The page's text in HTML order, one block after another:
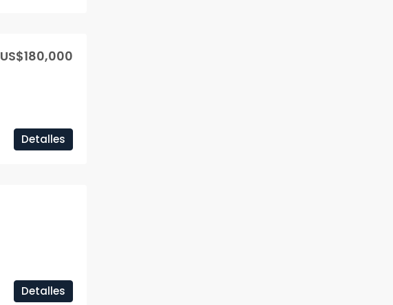
US$180,000
Detalles
Detalles